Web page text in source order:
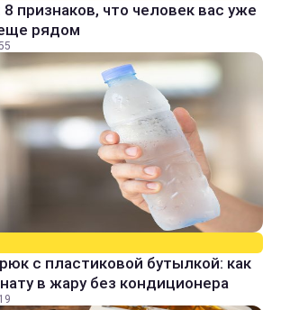
признаков, что человек вас уже
рядом
с пластиковой бутылкой: как
в жару без кондиционера